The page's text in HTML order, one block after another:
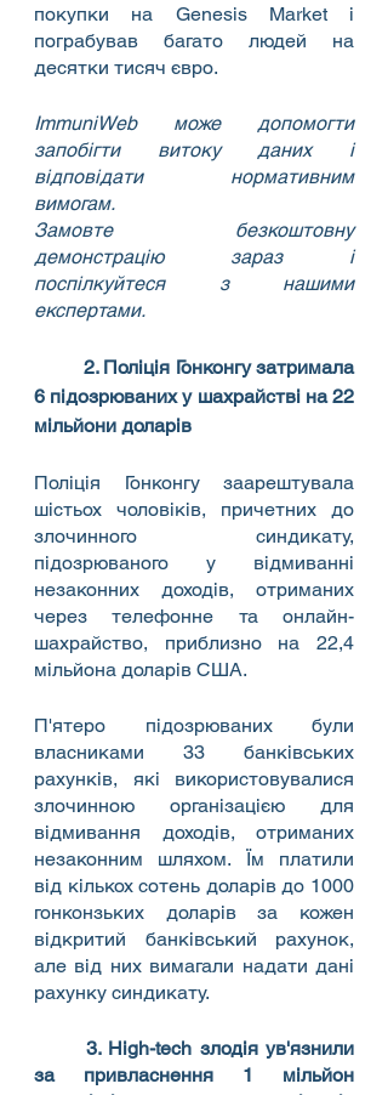
покупки на Genesis Market і
пограбував багато людей на
десятки тисяч євро.
ImmuniWeb може допомогти
запобігти витоку даних і
відповідати нормативним
вимогам.
Замовте безкоштовну
демонстрацію зараз і
поспілкуйтеся з нашими
експертами.
2. Поліція Гонконгу затримала
6 підозрюваних у шахрайстві на 22
мільйони доларів
Поліція Гонконгу заарештувала
шістьох чоловіків, причетних до
злочинного синдикату,
підозрюваного у відмиванні
незаконних доходів, отриманих
через телефонне та онлайн-
шахрайство, приблизно на 22,4
мільйона доларів США.
П'ятеро підозрюваних були
власниками 33 банківських
рахунків, які використовувалися
злочинною організацією для
відмивання доходів, отриманих
незаконним шляхом. Їм платили
від кількох сотень доларів до 1000
гонконзьких доларів за кожен
відкритий банківський рахунок,
але від них вимагали надати дані
рахунку синдикату.
3. High-tech злодія ув'язнили
за привласнення 1 мільйон